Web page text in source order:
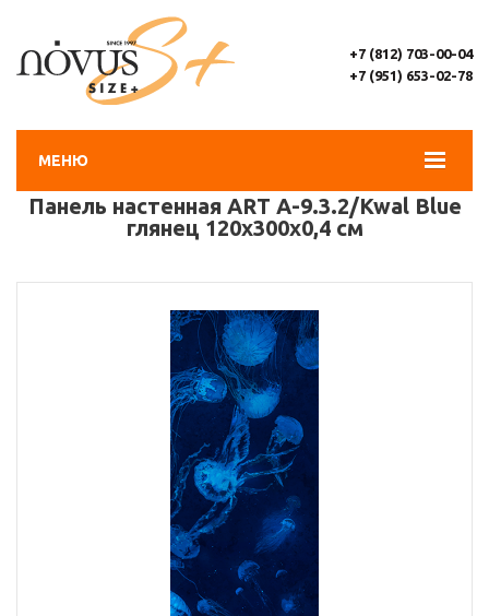
МЕНЮ
+7 (812) 703-00-04
+7 (951) 653-02-78
Панель настенная ART A-9.3.2/Kwal Blue
глянец 120х300x0,4 см